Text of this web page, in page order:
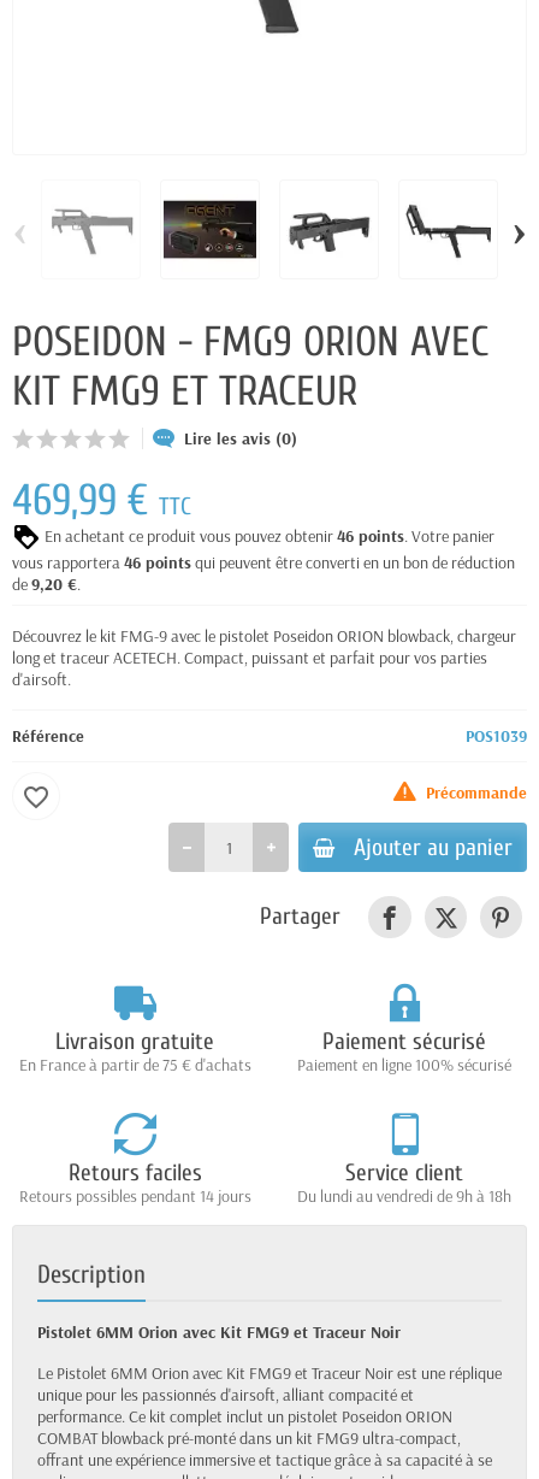
‹ ›
POSEIDON - FMG9 ORION AVEC
KIT FMG9 ET TRACEUR
Lire les avis (0)
469,99 € TTC
En achetant ce produit vous pouvez obtenir46 points. Votre panier
vous rapportera46 pointsqui peuvent être converti en un bon de réduction
de9,20 €.
Découvrez le kit FMG-9 avec le pistolet Poseidon ORION blowback, chargeur
long et traceur ACETECH. Compact, puissant et parfait pour vos parties
d'airsoft.
Référence POS1039
Précommande
Ajouter au panier
favorite_border
Partager
Livraison gratuite
En France à partir de 75 € d'achats
Paiement sécurisé
Paiement en ligne 100% sécurisé
Retours faciles
Retours possibles pendant 14 jours
Service client
Du lundi au vendredi de 9h à 18h
Description
Pistolet 6MM Orion avec Kit FMG9 et Traceur Noir
Le Pistolet 6MM Orion avec Kit FMG9 et Traceur Noir est une réplique
unique pour les passionnés d'airsoft, alliant compacité et
performance. Ce kit complet inclut un pistolet Poseidon ORION
COMBAT blowback pré-monté dans un kit FMG9 ultra-compact,
offrant une expérience immersive et tactique grâce à sa capacité à se